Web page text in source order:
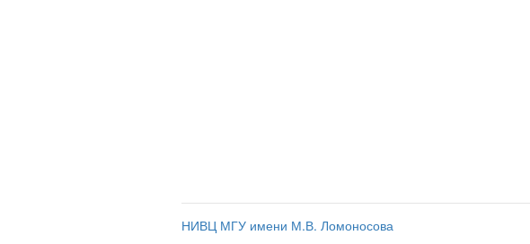
НИВЦ МГУ имени М.В. Ломоносова